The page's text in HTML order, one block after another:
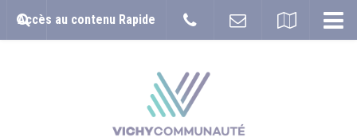
Accès au contenu Rapide